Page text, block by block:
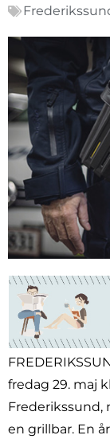
fredag 29. maj
Frederikssund,
en grillbar. En